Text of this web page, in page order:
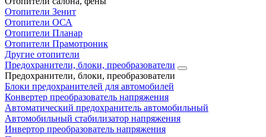
Отопители Зенит
Отопители ОСА
Отопители Планар
Отопители Прамотроник
Другие отопители
Предохранители, блоки, преобразователи
Предохранители, блоки, преобразователи
Блоки предохранителей для автомобилей
Конвертер преобразователь напряжения
Автоматический предохранитель автомобильный
Автомобильный стабилизатор напряжения
Инвертор преобразователь напряжения